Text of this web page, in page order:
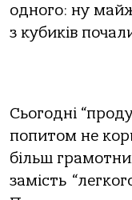
одного: ну
з кубиків
Сьогодні
попитом не
більш
замість